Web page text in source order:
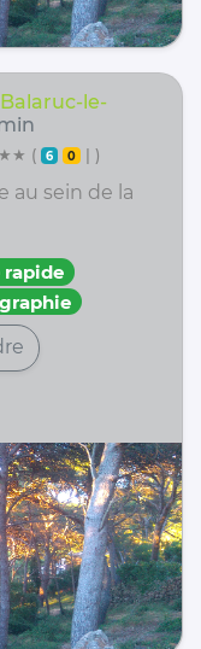
Balaruc-le-
( 6 0 | )
au sein de la
rapide